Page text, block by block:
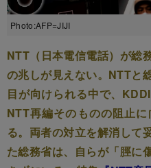
Photo:AFP=JIJI
NTT（日本電信電話）が総
の兆しが見えない。NTTと
目が向けられる中で、
NTT再編そのものの阻止
る。両者の対立を解消して
た総務省は、自らが「脛に